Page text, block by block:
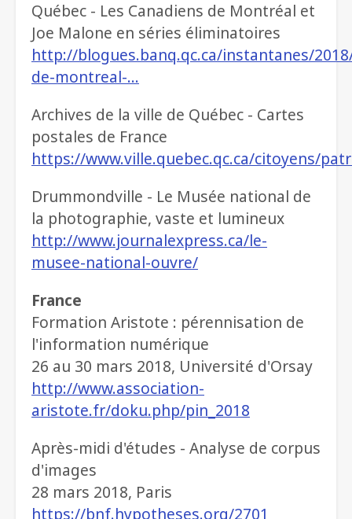
Québec - Les Canadiens de Montréal et
Joe Malone en séries éliminatoires
http://blogues.banq.qc.ca/instantanes/
de-montreal-…
Archives de la ville de Québec - Cartes
postales de France
https://www.ville.quebec.qc.ca/citoyens/
Drummondville - Le Musée national de
la photographie, vaste et lumineux
http://www.journalexpress.ca/le-
musee-national-ouvre/
France
Formation Aristote : pérennisation de
l'information numérique
26 au 30 mars 2018, Université d'Orsay
http://www.association-
aristote.fr/doku.php/pin_2018
Après-midi d'études - Analyse de corpus
d'images
28 mars 2018, Paris
https://bnf.hypotheses.org/2701